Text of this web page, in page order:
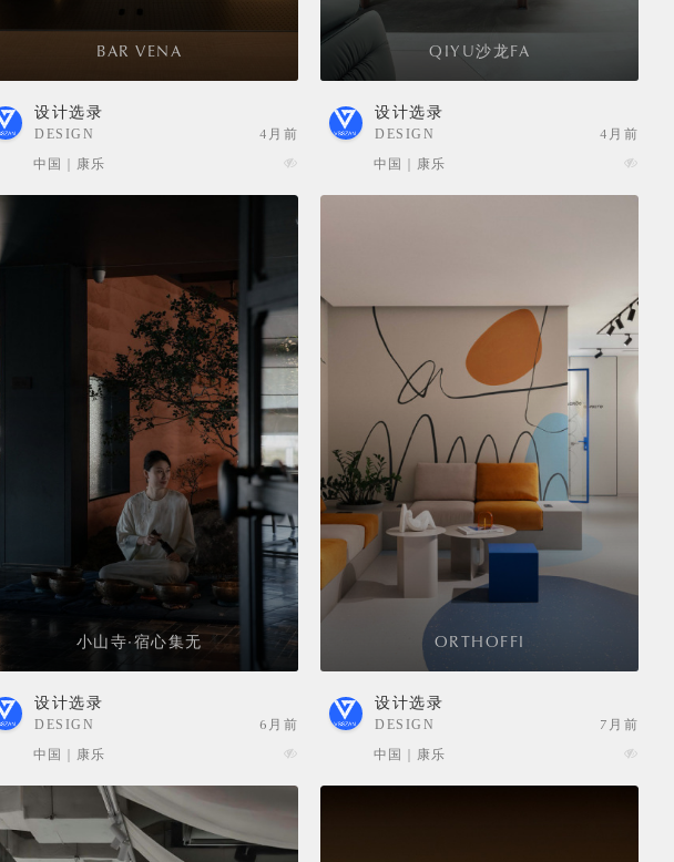
BAR VENA
设计选录
DESIGN
4月前
中国 | 康乐
QIYU沙龙FA
设计选录
DESIGN
4月前
中国 | 康乐
小山寺·宿心集无
设计选录
DESIGN
6月前
中国 | 康乐
ORTHOFFI
设计选录
DESIGN
7月前
中国 | 康乐